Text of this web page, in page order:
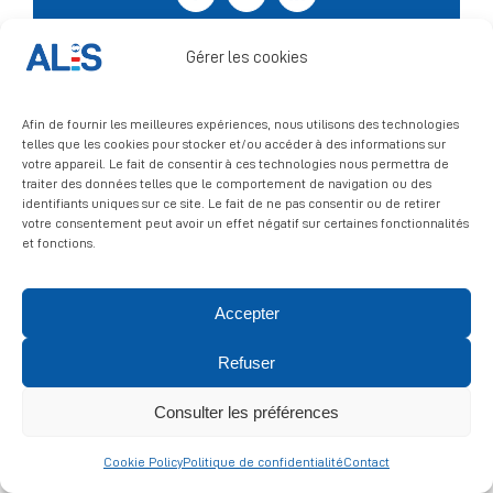
Gérer les cookies
Afin de fournir les meilleures expériences, nous utilisons des technologies
telles que les cookies pour stocker et/ou accéder à des informations sur
votre appareil. Le fait de consentir à ces technologies nous permettra de
traiter des données telles que le comportement de navigation ou des
identifiants uniques sur ce site. Le fait de ne pas consentir ou de retirer
votre consentement peut avoir un effet négatif sur certaines fonctionnalités
et fonctions.
Accepter
Refuser
Consulter les préférences
Cookie PolicyPolitique de confidentialitéContact
Signalement
légales